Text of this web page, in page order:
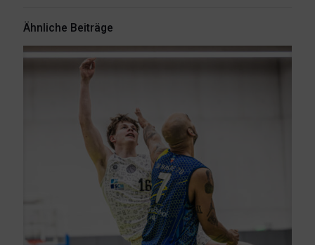
Ähnliche Beiträge